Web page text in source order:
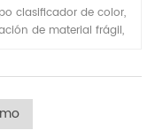
clasificador de color,
de material frágil,